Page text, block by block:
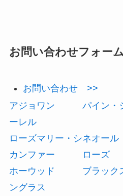
お問い合わせフォー
お問い合わせ >>
アジョワン
パイン・
ーレル
ローズマリー・シネオール
カンファー
ローズ
ホーウッド
ブラック
ングラス